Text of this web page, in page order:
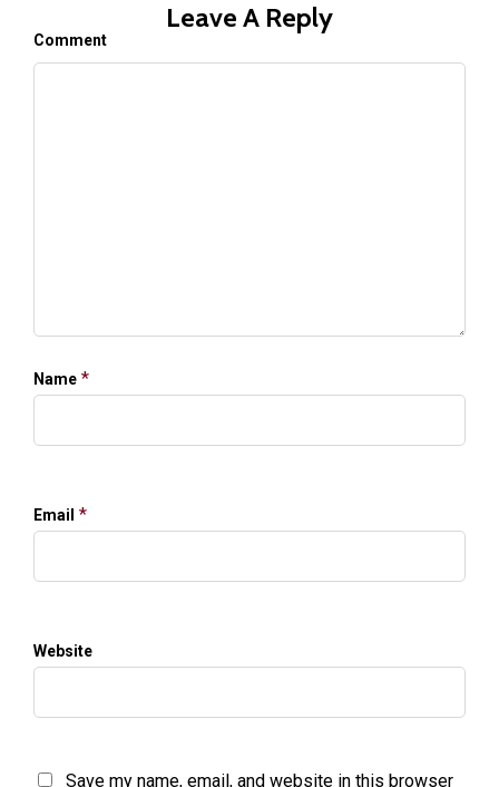
Leave A Reply
Comment
Name *
Email *
Website
Save my name, email, and website in this browser